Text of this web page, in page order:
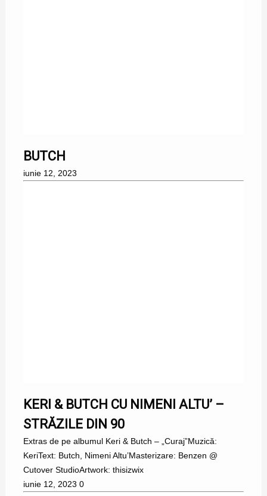
BUTCH
iunie 12, 2023
KERI & BUTCH CU NIMENI ALTU’ –
STRĂZILE DIN 90
Extras de pe albumul Keri & Butch – „Curaj”Muzică:
KeriText: Butch, Nimeni Altu’Masterizare: Benzen @
Cutover StudioArtwork: thisizwix
iunie 12, 2023 0